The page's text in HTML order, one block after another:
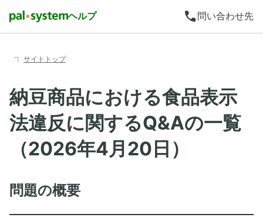
ヘルプ call 問い合わせ先
サイトトップ
納豆商品における食品表示
法違反に関するQ&Aの一覧
（2026年4月20日）
問題の概要